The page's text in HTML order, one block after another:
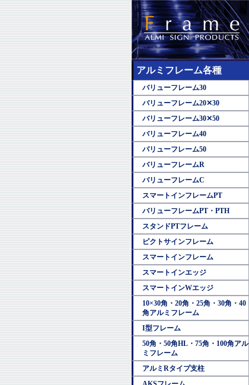
アルミフレーム各種
バリューフレーム30
バリューフレーム20✕30
バリューフレーム30✕50
バリューフレーム40
バリューフレーム50
バリューフレームR
バリューフレームC
スマートインフレームPT
バリューフレームPT・PTH
スタンドPTフレーム
ピクトサインフレーム
スマートインフレーム
スマートインエッジ
スマートインWエッジ
10×30角・20角・25角・30角・40
角アルミフレーム
I型フレーム
50角・50角HL・75角・100角アル
ミフレーム
アルミRタイプ支柱